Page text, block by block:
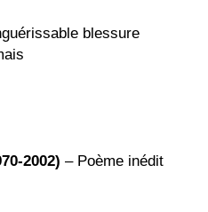
blessure
2002) – Poème inédit